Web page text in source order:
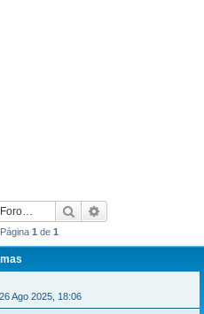
Buscar
1 de 1
26 Ago 2025, 18:06